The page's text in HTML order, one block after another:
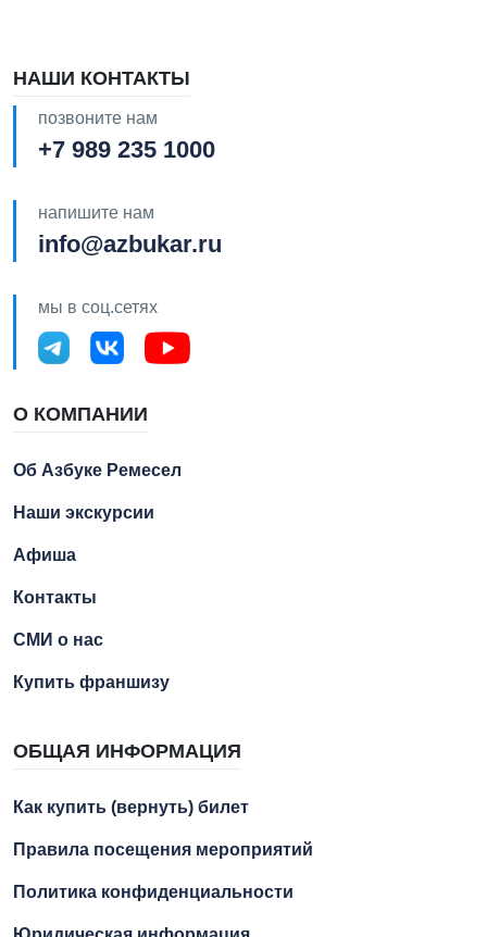
НАШИ КОНТАКТЫ
позвоните нам
+7 989 235 1000
напишите нам
info@azbukar.ru
мы в соц.сетях
О КОМПАНИИ
Об Азбуке Ремесел
Наши экскурсии
Афиша
Контакты
СМИ о нас
Купить франшизу
ОБЩАЯ ИНФОРМАЦИЯ
Как купить (вернуть) билет
Правила посещения мероприятий
Политика конфиденциальности